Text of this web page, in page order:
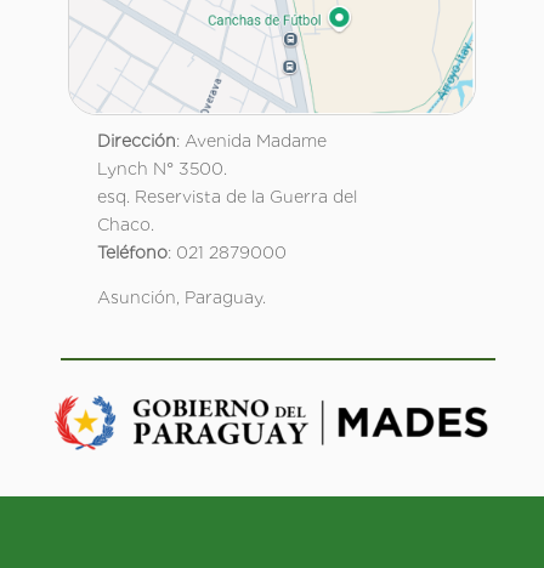
Dirección: Avenida Madame
Lynch N° 3500.
esq. Reservista de la Guerra del
Chaco.
Teléfono: 021 2879000
Asunción, Paraguay.